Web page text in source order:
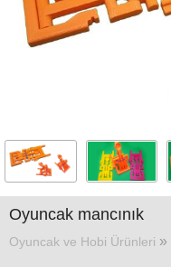
Faydalı
Tasarım
Örnekleri
»
Blog
Oyuncak mancınık
Oyuncak ve Hobi Ürünleri »